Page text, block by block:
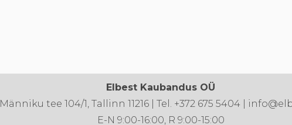
Elbest Kaubandus OÜ
Männiku tee 104/1, Tallinn 11216 | Tel. +372 675 5404 |
E-N 9:00-16:00, R 9:00-15:00